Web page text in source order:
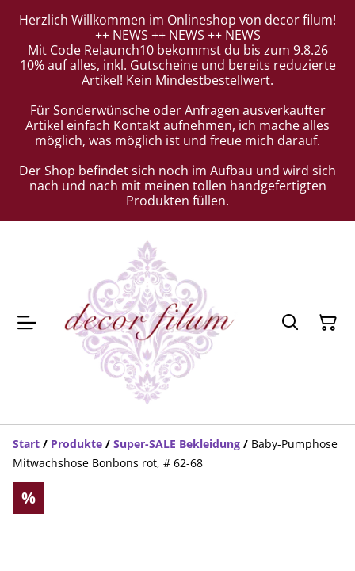
Herzlich Willkommen im Onlineshop von decor filum!
++ NEWS ++ NEWS ++ NEWS
Mit Code Relaunch10 bekommst du bis zum 9.8.26
10% auf alles, inkl. Gutscheine und bereits reduzierte
Artikel! Kein Mindestbestellwert.
Für Sonderwünsche oder Anfragen ausverkaufter
Artikel einfach Kontakt aufnehmen, ich mache alles
möglich, was möglich ist und freue mich darauf.
Der Shop befindet sich noch im Aufbau und wird sich
nach und nach mit meinen tollen handgefertigten
Produkten füllen.
Start / Produkte / Super-SALE Bekleidung / Baby-Pumphose
Mitwachshose Bonbons rot, # 62-68
%